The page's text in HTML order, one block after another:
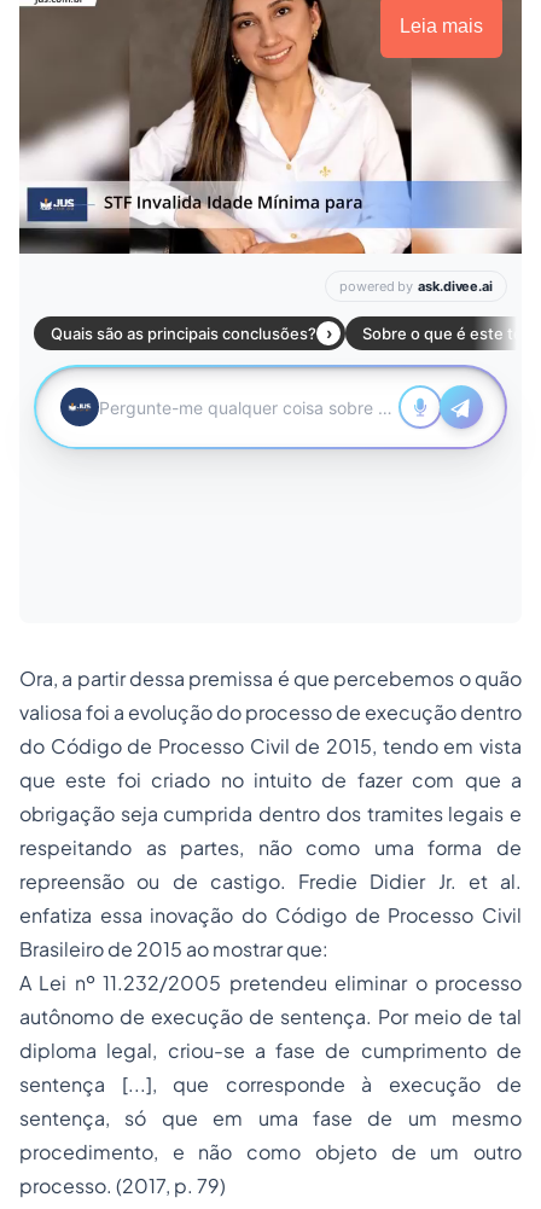
Leia mais
Ora, a partir dessa premissa é que percebemos o quão
valiosa foi a evolução do processo de execução dentro
do Código de Processo Civil de 2015, tendo em vista
que este foi criado no intuito de fazer com que a
obrigação seja cumprida dentro dos tramites legais e
respeitando as partes, não como uma forma de
repreensão ou de castigo. Fredie Didier Jr. et al.
enfatiza essa inovação do Código de Processo Civil
Brasileiro de 2015 ao mostrar que:
A Lei nº 11.232/2005 pretendeu eliminar o processo
autônomo de execução de sentença. Por meio de tal
diploma legal, criou-se a fase de cumprimento de
sentença [...], que corresponde à execução de
sentença, só que em uma fase de um mesmo
procedimento, e não como objeto de um outro
processo. (2017, p. 79)